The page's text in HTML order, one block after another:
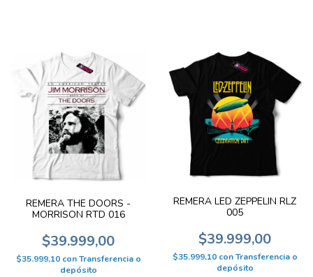
REMERA THE DOORS -
MORRISON RTD 016
$39.999,00
$35.999,10 con Transferencia o
depósito
REMERA LED ZEPPELIN RLZ
005
$39.999,00
$35.999,10 con Transferencia o
depósito